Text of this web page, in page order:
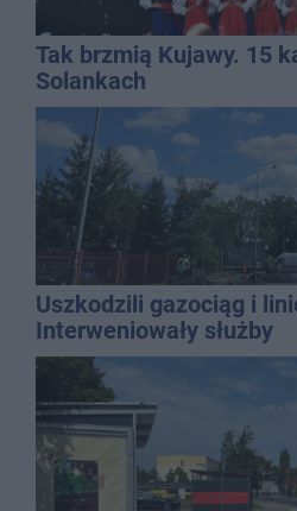
Tak brzmią Kujawy. 15
Solankach
Uszkodzili gazociąg i
Interweniowały służby